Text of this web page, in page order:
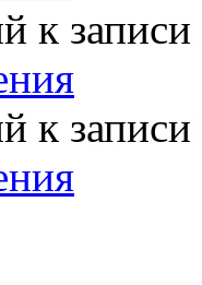
к записи
к записи